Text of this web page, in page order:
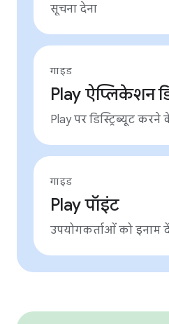
सूचना देना
गाइड
Play ऐप्लिकेशन
Play पर डिस्ट्रिब्यूट
गाइड
Play पॉइंट
उपयोगकर्ताओं को इनाम